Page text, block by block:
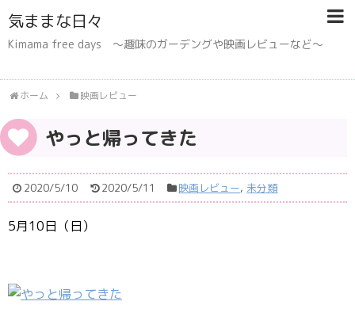
気ままな日々
Kimama free days 〜趣味のガーデングや映画レビューなど〜
ホーム 映画レビュー
やっと帰ってきた
2020/5/10 2020/5/11 映画レビュー, 未分類
5月10日（日）